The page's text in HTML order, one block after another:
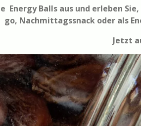
Energy Balls aus und erleben
go, Nachmittagssnack oder als
Jetzt